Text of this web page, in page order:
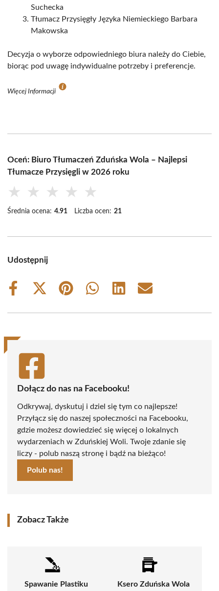
Suchecka
Tłumacz Przysięgły Języka Niemieckiego Barbara
Makowska
Decyzja o wyborze odpowiedniego biura należy do Ciebie,
biorąc pod uwagę indywidualne potrzeby i preferencje.
Więcej Informacji
Oceń: Biuro Tłumaczeń Zduńska Wola – Najlepsi
Tłumacze Przysięgli w 2026 roku
★ ★ ★ ★ ★
Średnia ocena: 4.91 Liczba ocen: 21
Udostępnij
Share
Share
(Twitter)
Share
Share
Share
Share
Dołącz do nas na Facebooku!
Odkrywaj, dyskutuj i dziel się tym co najlepsze!
Przyłącz się do naszej społeczności na Facebooku,
gdzie możesz dowiedzieć się więcej o lokalnych
wydarzeniach w Zduńskiej Woli. Twoje zdanie się
liczy - polub naszą stronę i bądź na bieżąco!
Polub nas!
Zobacz Także
Spawanie Plastiku
Ksero Zduńska Wola